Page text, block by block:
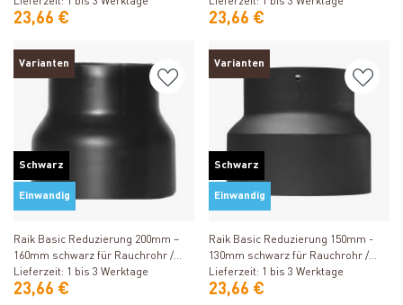
23,66 € 23,66 €
Varianten
Schwarz
Einwandig
Produkt ansehen
Raik Basic Reduzierung 200mm –
160mm schwarz für Rauchrohr /
Ofenrohr
Lieferzeit: 1 bis 3 Werktage
23,66 €
Varianten
Schwarz
Einwandig
Produkt ansehen
Raik Basic Reduzierung 150mm -
130mm schwarz für Rauchrohr /
Ofenrohr
Lieferzeit: 1 bis 3 Werktage
23,66 €